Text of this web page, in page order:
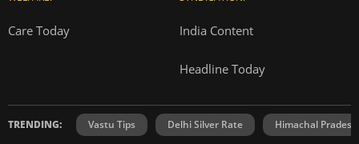
Care Today India Content
Headline Today
TRENDING: Vastu Tips Delhi Silver Rate Himachal